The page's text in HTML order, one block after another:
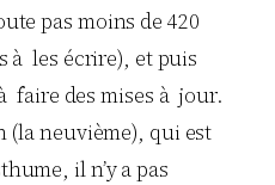
pas moins de 420
à les écrire), et puis
faire des mises à jour.
(la neuvième), qui est
il n’y a pas